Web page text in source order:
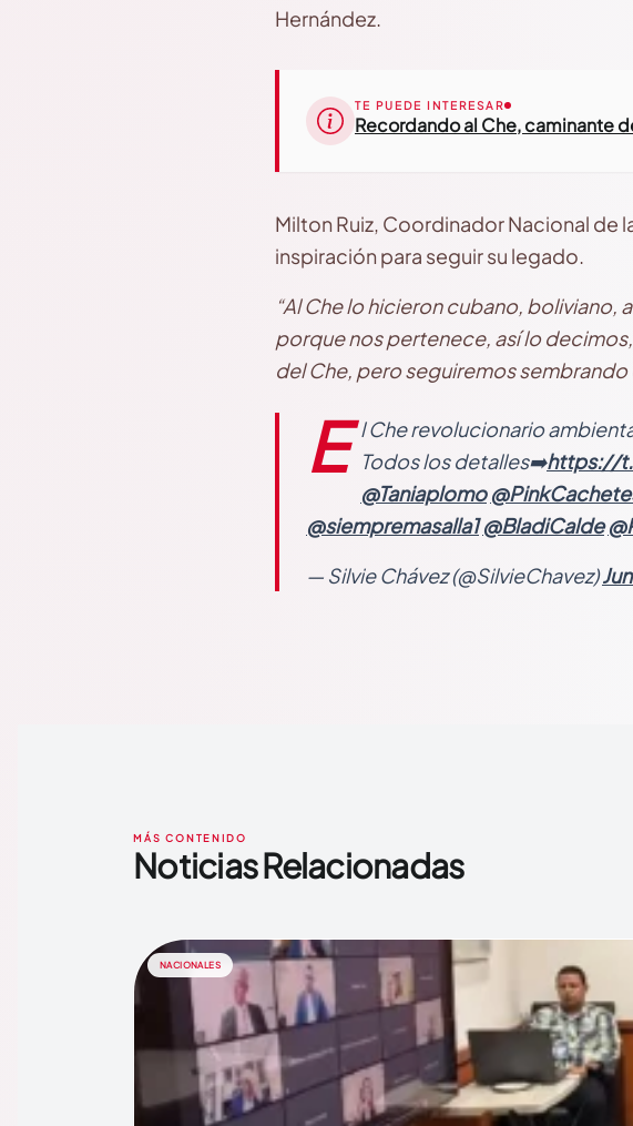
Hernández.
TE PUEDE INTERESAR
Recordando al Che, caminante
Milton Ruiz, Coordinador Nacional de
inspiración para seguir su legado.
“Al Che lo hicieron cubano,
porque nos pertenece, así lo
del Che, pero seguiremos sembrando
E l Che revolucionario
Todos los detalles➡️https://
@Taniaplomo
@siempremasalla1 @BladiCalde
— Silvie Chávez (@SilvieChavez)
MÁS CONTENIDO
Noticias Relacionadas
NACIONALES